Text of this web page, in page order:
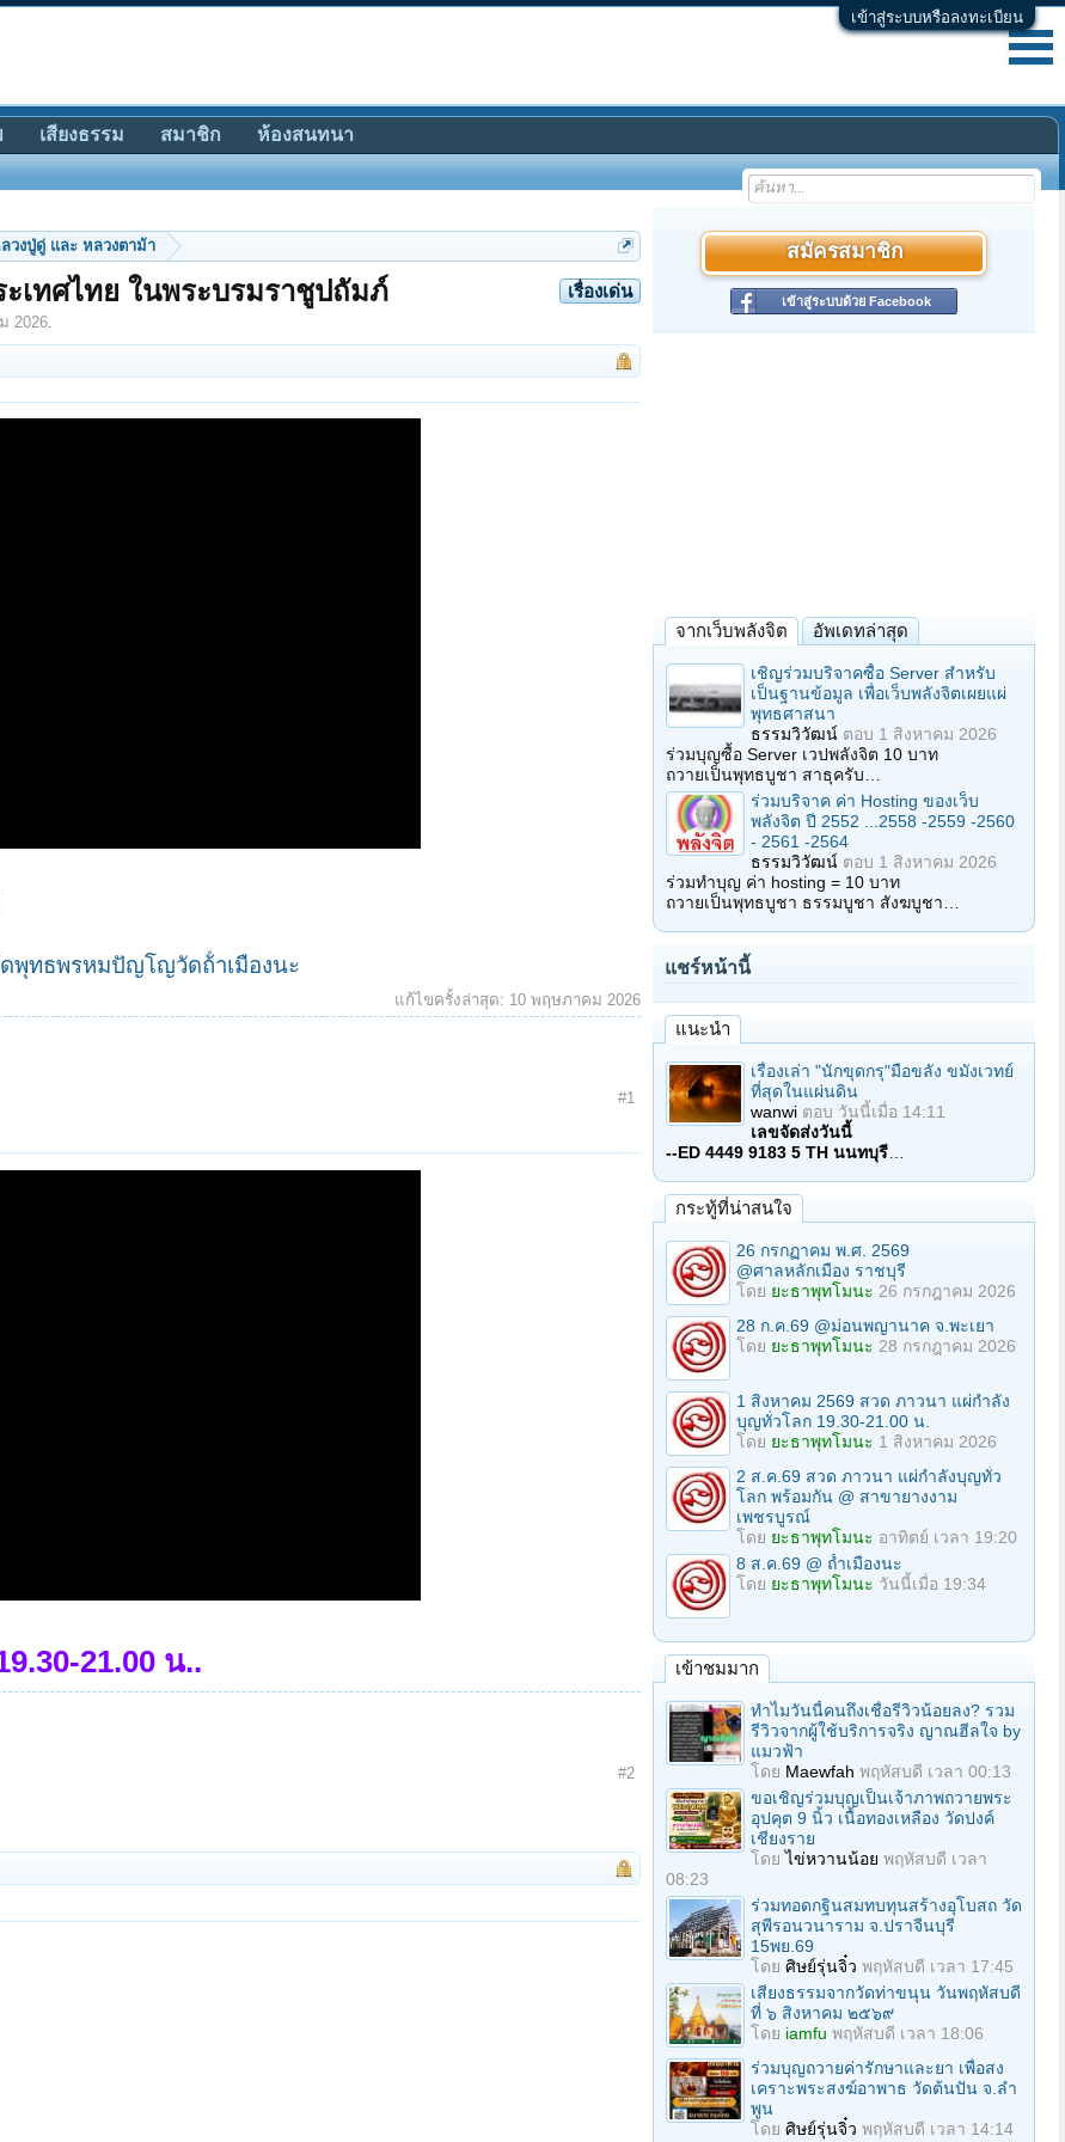
เข้าสู่ระบบหรือลงทะเบียน
วงปู่ดู่ และ หลวงตาม้า
เรื่องเด่น
เทศไทย ในพระบรมราชูปถัมภ์
2026.
ดพุทธพรหมปัญโญวัดถ้ําเมืองนะ
แก้ไขครั้งล่าสุด: 10 พฤษภาคม 2026
#1
21.00 น..
#2
สมัครสมาชิก
เข้าสู่ระบบด้วย Facebook
จากเว็บพลังจิต อัพเดทล่าสุด
เชิญร่วมบริจาคซื้อ Server สำหรับ
เป็นฐานข้อมูล เพื่อเว็บพลังจิตเผยแผ่
พุทธศาสนา
ธรรมวิวัฒน์ ตอบ 1 สิงหาคม 2026
ร่วมบุญซื้อ Server เวปพลังจิต 10 บาท
ถวายเป็นพุทธบูชา สาธุครับ…
ร่วมบริจาค ค่า Hosting ของเว็บ
พลังจิต ปี 2552 ...2558 -2559 -2560
- 2561 -2564
ธรรมวิวัฒน์ ตอบ 1 สิงหาคม 2026
ร่วมทำบุญ ค่า hosting = 10 บาท
ถวายเป็นพุทธบูชา ธรรมบูชา สังฆบูชา…
แชร์หน้านี้
แนะนำ
เรื่องเล่า "นักขุดกรุ"มือขลัง ขมังเวทย์
ที่สุดในแผ่นดิน
wanwi ตอบ วันนี้เมื่อ 14:11
เลขจัดส่งวันนี้
--ED 4449 9183 5 TH นนทบุรี
กระทู้ที่น่าสนใจ
26 กรกฏาคม พ.ศ. 2569
@ศาลหลักเมือง ราชบุรี
โดย ยะธาพุทโมนะ 26 กรกฎาคม 2026
28 ก.ค.69 @ม่อนพญานาค จ.พะเยา
โดย ยะธาพุทโมนะ 28 กรกฎาคม 2026
1 สิงหาคม 2569 สวด ภาวนา แผ่กำลัง
บุญทั่วโลก 19.30-21.00 น.
โดย ยะธาพุทโมนะ 1 สิงหาคม 2026
2 ส.ค.69 สวด ภาวนา แผ่กำลังบุญทั่ว
โลก พร้อมกัน @ สาขายางงาม
เพชรบูรณ์
โดย ยะธาพุทโมนะ อาทิตย์ เวลา 19:20
8 ส.ค.69 @ ถ้ำเมืองนะ
โดย ยะธาพุทโมนะ วันนี้เมื่อ 19:34
เข้าชมมาก
ทำไมวันนี้คนถึงเชื่อรีวิวน้อยลง? รวม
รีวิวจากผู้ใช้บริการจริง ญาณฮีลใจ by
แมวฟ้า
โดย Maewfah พฤหัสบดี เวลา 00:13
ขอเชิญร่วมบุญเป็นเจ้าภาพถวายพระ
อุปคุต 9 นิ้ว เนื้อทองเหลือง วัดปงค์
เชียงราย
โดยไข่หวานน้อย พฤหัสบดี เวลา
08:23
ร่วมทอดกฐินสมทบทุนสร้างอุโบสถ วัด
สุพีรอนวนาราม จ.ปราจีนบุรี
15พย.69
โดย ศิษย์รุ่นจิ๋ว พฤหัสบดี เวลา 17:45
เสียงธรรมจากวัดท่าขนุน วันพฤหัสบดี
ที่ ๖ สิงหาคม ๒๕๖๙
โดย iamfu พฤหัสบดี เวลา 18:06
ร่วมบุญถวายค่ารักษาและยา เพื่อสง
เคราะพระสงฆ์อาพาธ วัดต้นปัน จ.ลํา
พูน
โดย ศิษย์รุ่นจิ๋ว พฤหัสบดี เวลา 14:14
เสียงธรรม สมาชิก ห้องสนทนา